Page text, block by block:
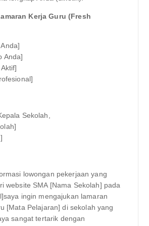
Kerja Guru (Fresh
Anda]
Sekolah,
lowongan pekerjaan yang
website SMA [Nama Sekolah] pada
ingin mengajukan lamaran
[Mata Pelajaran] di sekolah yang
sangat tertarik dengan